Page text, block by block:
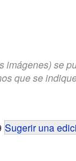
imágenes) se
que se
Sugerir una